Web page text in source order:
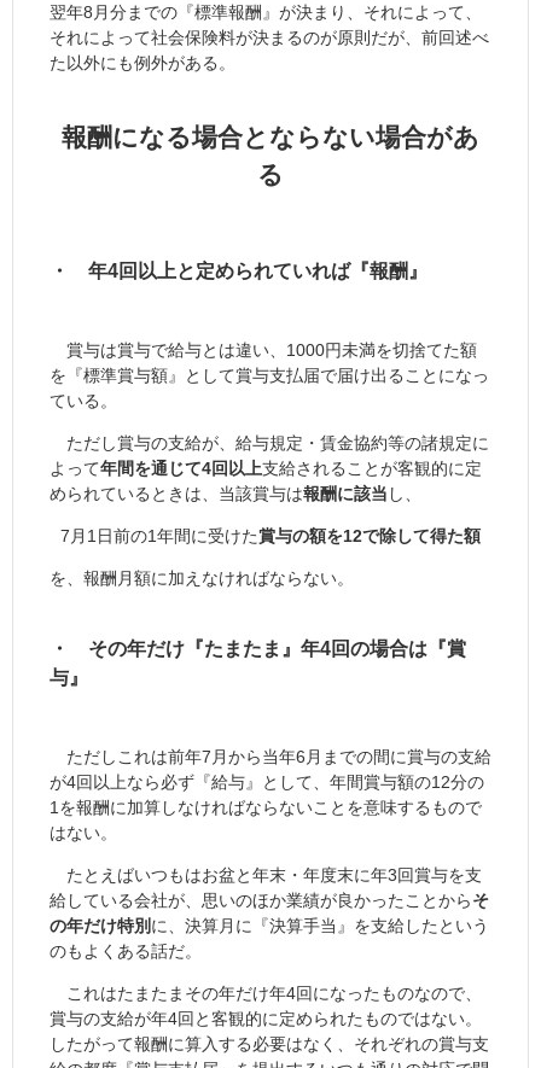
翌年8月分までの『標準報酬』が決まり、それによって、
それによって社会保険料が決まるのが原則だが、前回述べ
た以外にも例外がある。
報酬になる場合とならない場合があ
る
・ 年4回以上と定められていれば『報酬』
賞与は賞与で給与とは違い、1000円未満を切捨てた額
を『標準賞与額』として賞与支払届で届け出ることになっ
ている。
ただし賞与の支給が、給与規定・賃金協約等の諸規定に
よって年間を通じて4回以上支給されることが客観的に定
められているときは、当該賞与は報酬に該当 し、
7月1日前の1年間に受けた賞与の額を12で除して得た額
を、報酬月額に加えなければならない。
・ その年だけ『たまたま』年4回の場合は『賞
与』
ただしこれは前年7月から当年6月までの間に賞与の支給
が4回以上なら必ず『給与』として、年間賞与額の12分の
1を報酬に加算しなければならないことを意味するもので
はない。
たとえばいつもはお盆と年末・年度末に年3回賞与を支
給している会社が、思いのほか業績が良かったことからそ
の年だけ特別 に、決算月に『決算手当』を支給したという
のもよくある話だ。
これはたまたまその年だけ年4回になったものなので、
賞与の支給が年4回と客観的に定められたものではない。
したがって報酬に算入する必要はなく、それぞれの賞与支